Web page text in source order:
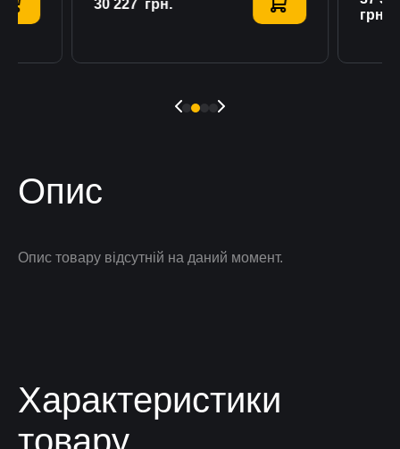
30 227 грн.
Купити
грн.
Опис
Опис товару відсутній на даний момент.
Характеристики